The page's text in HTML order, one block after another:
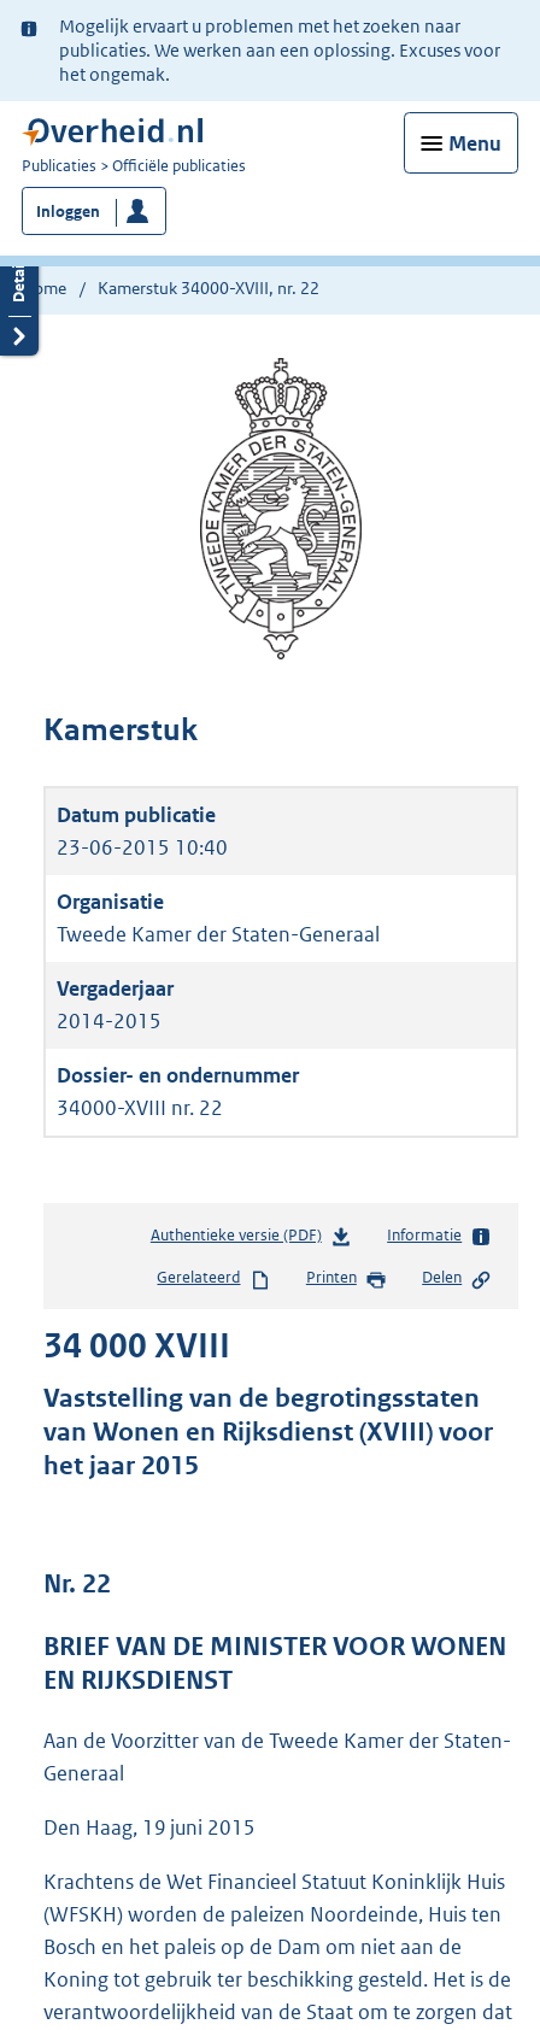
Ter
informatie:
Mogelijk ervaart u problemen met het zoeken naar
publicaties. We werken aan een oplossing. Excuses voor
het ongemak.
Menu
U
bent
nu
hier:
Publicaties Officiële publicaties
Inloggen
Home Kamerstuk 34000-XVIII, nr. 22
Kamerstuk
23-06-2015 10:40
Tweede Kamer der Staten-Generaal
2014-2015
34000-XVIII nr. 22
Authentieke versie (PDF)b
s
s
g
4
Informatie
Gerelateerd Printen Delen
34 000 XVIII
Vaststelling van de begrotingsstaten
van Wonen en Rijksdienst (XVIII) voor
het jaar 2015
Nr. 22
BRIEF VAN DE MINISTER VOOR WONEN
EN RIJKSDIENST
Aan de Voorzitter van de Tweede Kamer der Staten-
Generaal
Den Haag, 19 juni 2015
Krachtens de Wet Financieel Statuut Koninklijk Huis
(WFSKH) worden de paleizen Noordeinde, Huis ten
Bosch en het paleis op de Dam om niet aan de
Koning tot gebruik ter beschikking gesteld. Het is de
verantwoordelijkheid van de Staat om te zorgen dat